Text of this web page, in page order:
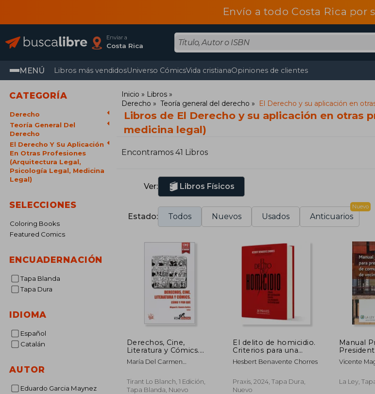
Envío a todo Costa Rica por
Enviar a
Costa Rica
MENÚ Libros más vendidosUniverso CómicsVida cristianaOpiniones de clientes
CATEGORÍA
Derecho
Teoría General Del
Derecho
El Derecho Y Su Aplicación
En Otras Profesiones
(Arquitectura Legal,
Psicología Legal, Medicina
Legal)
SELECCIONES
Coloring Books
Featured Comics
ENCUADERNACIÓN
Tapa Blanda
Tapa Dura
IDIOMA
Español
Catalán
AUTOR
Eduardo Garcia Maynez
Inicio
Libros
Derecho
Teoría general del derecho El Derecho y su aplicación en
Libros de El Derecho y su aplicación en
medicina legal)
Encontramos 41 Libros
Ver: Libros Físicos
Estado: Todos Nuevos Usados Anticuarios
Nuevo
Derechos, Cine,
Literatura y Cómics.
Cómo y por qué (Cine
y Derecho)
María Del Carmen
Tirant Lo Blanch, 1 Edición,
Tapa Blanda, Nuevo
El delito de homicidio.
Criterios para una
imputación concreta y
su investigación en el
Hesbert Benavente Chorres
Praxis, 2024, Tapa Dura,
Nuevo
Manual
Vecinos
Vicente
La Ley,